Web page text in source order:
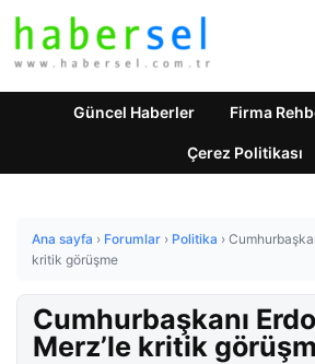
Güncel Haberler Firma
Çerez Politikası
Ana sayfa › Forumlar › Politika ›
kritik görüşme
Cumhurbaşkanı
Merz’le kritik